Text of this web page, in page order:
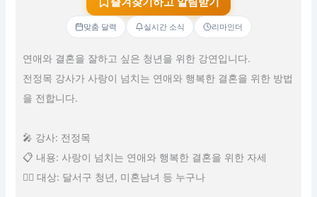
맞춤 달력 실시간 소식 리마인더
연애와 결혼을 잘하고 싶은 청년을 위한 강연입니다.
전정목 강사가 사랑이 넘치는 연애와 행복한 결혼을 위한 방법
을 전합니다.
🎤 강사: 전정목
📋 내용: 사랑이 넘치는 연애와 행복한 결혼을 위한 자세
🙋‍♀️ 대상: 달서구 청년, 미혼남녀 등 누구나